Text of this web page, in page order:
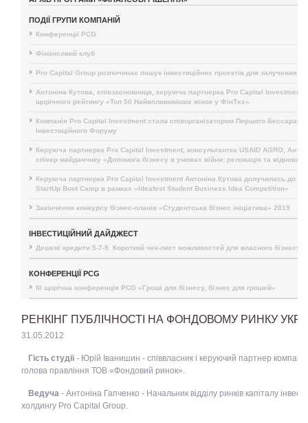
ПОДІЇ ГРУПИ КОМПАНІЙ
Конференції PCG
Фінансовий клуб
Pro Capital Group розпочинає пошук інвестиційних проектів для залучення
Антоніна Кутова, співзасновниця, керуюча партнерка Pro Capital Investment,
щорічного рейтингу «Топ 50 Найвпливовіших жінок у ФінТех»
Компанія Pro Capital Investment стала співорганізатором Першого
Інвестиційного Форуму
Керуюча партнерка Pro Capital Investment, консультантка USAID AGRO,
спікер майданчику «Допомога бізнесу в умовах війни: релокація та
Керуюча партнерка Pro Capital Investment Антоніна Кутова долучилась до
StartUp Boot Camp в рамках «Ideafest Student Business Idea Competition»
Закінчення конкурсу бізнес-планів «Студентська бізнес ініціатива» 2019
ІНВЕСТИЦІЙНИЙ ДАЙДЖЕСТ
Дешеві кредити 5-7-9. Короткий чек-лист можливостей для власного бізнесу
КОНФЕРЕНЦІЇ PCG
III щорічна конференція PCG «Гроші для бізнесу, бізнес для грошей»
РЕНКІНГ ПУБЛІЧНОСТІ НА ФОНДОВОМУ РИНКУ
31.05.2012
Гість студії- Юрій Іванишин - співвласник і керуючий партнер компанії
голова правління ТОВ «Фондовий ринок».
Ведуча - Антоніна Гапченко - Начальник відділу ринків капіталу
холдингу Pro Capital Group.